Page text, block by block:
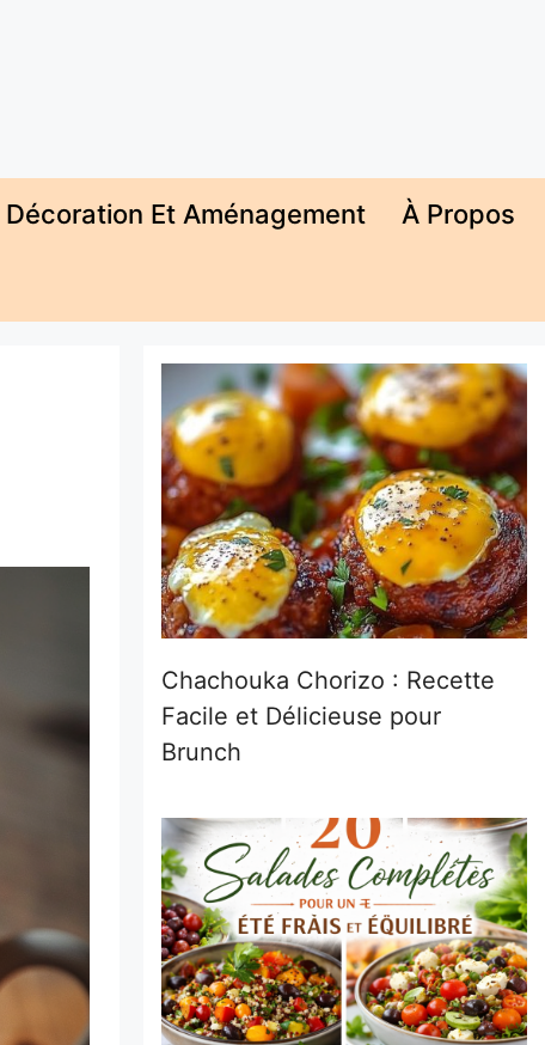
Décoration Et Aménagement À Propos
Chachouka Chorizo : Recette
Facile et Délicieuse pour
Brunch